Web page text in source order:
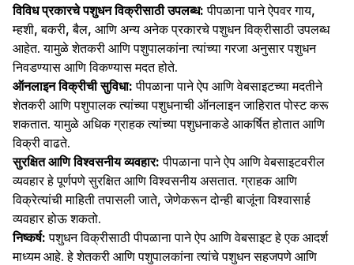
विविध प्रकारचे पशुधन विक्रीसाठी उपलब्ध: पीपळाना पाने ऐपवर गाय,
म्हशी, बकरी, बैल, आणि अन्य अनेक प्रकारचे पशुधन विक्रीसाठी उपलब्ध
आहेत. यामुळे शेतकरी आणि पशुपालकांना त्यांच्या गरजा अनुसार पशुधन
निवडण्यास आणि विकण्यास मदत होते.
ऑनलाइन विक्रीची सुविधा: पीपळाना पाने ऐप आणि वेबसाइटच्या मदतीने
शेतकरी आणि पशुपालक त्यांच्या पशुधनाची ऑनलाइन जाहिरात पोस्ट करू
शकतात. यामुळे अधिक ग्राहक त्यांच्या पशुधनाकडे आकर्षित होतात आणि
विक्री वाढते.
सुरक्षित आणि विश्वसनीय व्यवहार: पीपळाना पाने ऐप आणि वेबसाइटवरील
व्यवहार हे पूर्णपणे सुरक्षित आणि विश्वसनीय असतात. ग्राहक आणि
विक्रेत्यांची माहिती तपासली जाते, जेणेकरून दोन्ही बाजूंना विश्वासार्ह
व्यवहार होऊ शकतो.
निष्कर्ष: पशुधन विक्रीसाठी पीपळाना पाने ऐप आणि वेबसाइट हे एक आदर्श
माध्यम आहे. हे शेतकरी आणि पशुपालकांना त्यांचे पशुधन सहजपणे आणि